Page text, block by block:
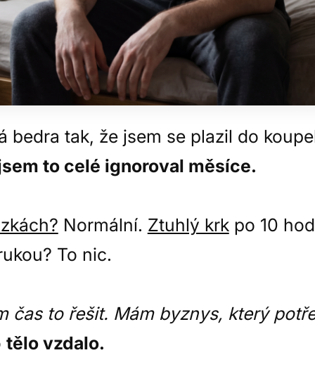
bedra tak, že jsem se plazil do
to celé ignoroval měsíce.
Normální. Ztuhlý krkpo 10
To nic.
čas to řešit. Mám byznys, který
tělo vzdalo.